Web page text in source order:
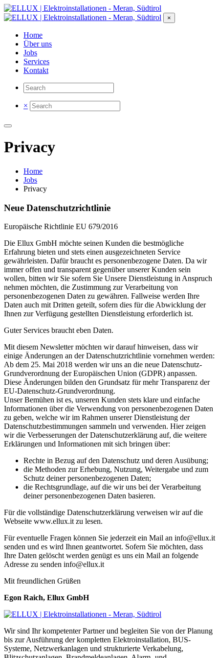
×
Home
Über uns
Jobs
Services
Kontakt
×
Privacy
Home
Jobs
Privacy
Neue Datenschutzrichtlinie
Europäische Richtlinie EU 679/2016
Die Ellux GmbH möchte seinen Kunden die bestmögliche
Erfahrung bieten und stets einen ausgezeichneten Service
gewährleisten. Dafür braucht es personenbezogene Daten. Da wir
immer offen und transparent gegenüber unserer Kunden sein
wollen, bitten wir Sie sofern Sie Unsere Dienstleistung in Anspruch
nehmen möchten, die Zustimmung zur Verarbeitung von
personenbezogenen Daten zu gewähren. Fallweise werden Ihre
Daten auch mit Dritten geteilt, sofern dies für die Abwicklung der
Ihnen zur Verfügung gestellten Dienstleistung erforderlich ist.
Guter Services braucht eben Daten.
Mit diesem Newsletter möchten wir darauf hinweisen, dass wir
einige Änderungen an der Datenschutzrichtlinie vornehmen werden:
Ab dem 25. Mai 2018 werden wir uns an die neue Datenschutz-
Grundverordnung der Europäischen Union (GDPR) anpassen.
Diese Änderungen bilden den Grundsatz für mehr Transparenz der
EU-Datenschutz-Grundverordnung.
Unser Bemühen ist es, unseren Kunden stets klare und einfache
Informationen über die Verwendung von personenbezogenen Daten
zu geben, welche wir im Rahmen unserer Dienstleistung der
Datenschutzbestimmungen sammeln und verwenden. Hier zeigen
wir die Verbesserungen der Datenschutzerklärung auf, die weitere
Erklärungen und Informationen mit sich bringen über:
Rechte in Bezug auf den Datenschutz und deren Ausübung;
die Methoden zur Erhebung, Nutzung, Weitergabe und zum
Schutz deiner personenbezogenen Daten;
die Rechtsgrundlage, auf die wir uns bei der Verarbeitung
deiner personenbezogenen Daten basieren.
Für die vollständige Datenschutzerklärung verweisen wir auf die
Webseite www.ellux.it zu lesen.
Für eventuelle Fragen können Sie jederzeit ein Mail an info@ellux.it
senden und es wird Ihnen geantwortet. Sofern Sie möchten, dass
Ihre Daten gelöscht werden genügt es uns ein Mail an folgende
Adresse zu senden info@ellux.it
Mit freundlichen Grüßen
Egon Raich, Ellux GmbH
Wir sind Ihr kompetenter Partner und begleiten Sie von der Planung
bis zur Ausführung der kompletten Elektroinstallation, BUS-
Systeme, Netzwerkanlagen und strukturierte Verkabelung,